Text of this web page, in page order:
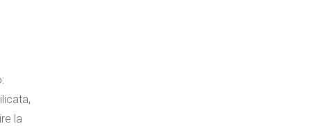
la